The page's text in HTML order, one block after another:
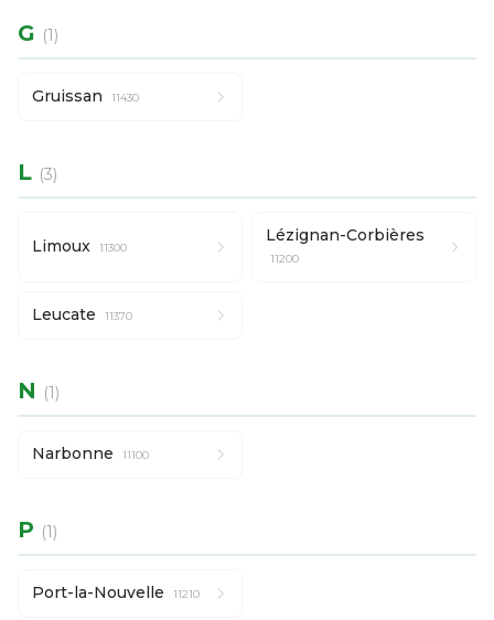
G (1)
Gruissan 11430
L (3)
Limoux 11300
Lézignan-Corbières
11200
Leucate 11370
N (1)
Narbonne 11100
P (1)
Port-la-Nouvelle 11210